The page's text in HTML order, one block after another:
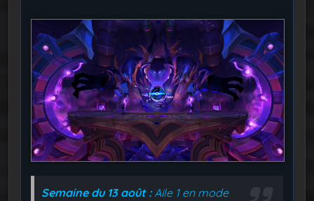
Semaine du 13 août :Aile 1 en mode